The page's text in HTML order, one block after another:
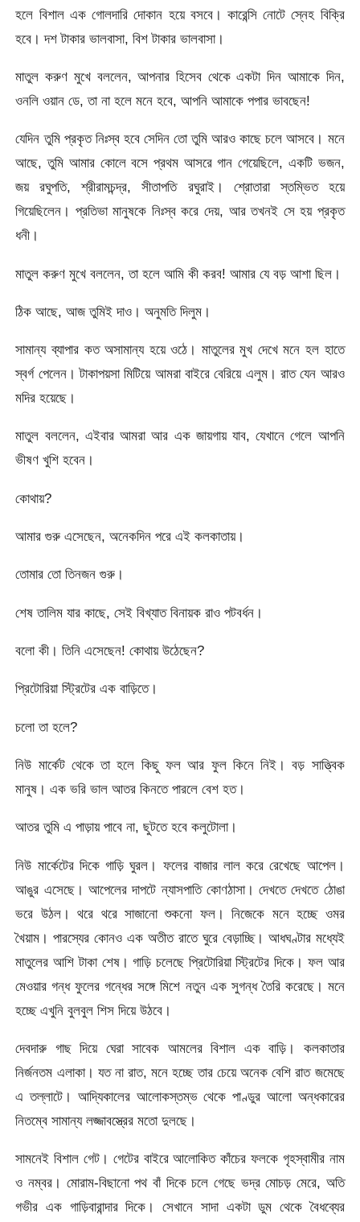
হলে বিশাল এক গোলদারি দোকান হয়ে বসবে। কারেন্সি নোটে স্নেহ বিক্রি
হবে। দশ টাকার ভালবাসা, বিশ টাকার ভালবাসা।
মাতুল করুণ মুখে বললেন, আপনার হিসেব থেকে একটা দিন আমাকে দিন,
ওনলি ওয়ান ডে, তা না হলে মনে হবে, আপনি আমাকে পপার ভাবছেন!
যেদিন তুমি প্রকৃত নিঃস্ব হবে সেদিন তো তুমি আরও কাছে চলে আসবে। মনে
আছে, তুমি আমার কোলে বসে প্রথম আসরে গান গেয়েছিলে, একটি ভজন,
জয় রঘুপতি, শ্রীরামচন্দ্র, সীতাপতি রঘুরাই। শ্রোতারা স্তম্ভিত হয়ে
গিয়েছিলেন। প্রতিভা মানুষকে নিঃস্ব করে দেয়, আর তখনই সে হয় প্রকৃত
ধনী।
মাতুল করুণ মুখে বললেন, তা হলে আমি কী করব! আমার যে বড় আশা ছিল।
ঠিক আছে, আজ তুমিই দাও। অনুমতি দিলুম।
সামান্য ব্যাপার কত অসামান্য হয়ে ওঠে। মাতুলের মুখ দেখে মনে হল হাতে
স্বর্গ পেলেন। টাকাপয়সা মিটিয়ে আমরা বাইরে বেরিয়ে এলুম। রাত যেন আরও
মদির হয়েছে।
মাতুল বললেন, এইবার আমরা আর এক জায়গায় যাব, যেখানে গেলে আপনি
ভীষণ খুশি হবেন।
কোথায়?
আমার গুরু এসেছেন, অনেকদিন পরে এই কলকাতায়।
তোমার তো তিনজন গুরু।
শেষ তালিম যার কাছে, সেই বিখ্যাত বিনায়ক রাও পটবর্ধন।
বলো কী। তিনি এসেছেন! কোথায় উঠেছেন?
প্রিটোরিয়া স্ট্রিটের এক বাড়িতে।
চলো তা হলে?
নিউ মার্কেট থেকে তা হলে কিছু ফল আর ফুল কিনে নিই। বড় সাত্ত্বিক
মানুষ। এক ভরি ভাল আতর কিনতে পারলে বেশ হত।
আতর তুমি এ পাড়ায় পাবে না, ছুটতে হবে কলুটোলা।
নিউ মার্কেটের দিকে গাড়ি ঘুরল। ফলের বাজার লাল করে রেখেছে আপেল।
আঙুর এসেছে। আপেলের দাপটে ন্যাসপাতি কোণঠাসা। দেখতে দেখতে ঠোঙা
ভরে উঠল। থরে থরে সাজানো শুকনো ফল। নিজেকে মনে হচ্ছে ওমর
খৈয়াম। পারস্যের কোনও এক অতীত রাতে ঘুরে বেড়াচ্ছি। আধঘণ্টার মধ্যেই
মাতুলের আশি টাকা শেষ। গাড়ি চলেছে প্রিটোরিয়া স্ট্রিটের দিকে। ফল আর
মেওয়ার গন্ধ ফুলের গন্ধের সঙ্গে মিশে নতুন এক সুগন্ধ তৈরি করেছে। মনে
হচ্ছে এখুনি বুলবুল শিস দিয়ে উঠবে।
দেবদারু গাছ দিয়ে ঘেরা সাবেক আমলের বিশাল এক বাড়ি। কলকাতার
নির্জনতম এলাকা। যত না রাত, মনে হচ্ছে তার চেয়ে অনেক বেশি রাত জমেছে
এ তল্লাটে। আদ্যিকালের আলোকস্তম্ভ থেকে পাণ্ডুর আলো অন্ধকারের
নিতম্বে সামান্য লজ্জাবস্ত্রের মতো দুলছে।
সামনেই বিশাল গেট। গেটের বাইরে আলোকিত কাঁচের ফলকে গৃহস্বামীর নাম
ও নম্বর। মোরাম-বিছানো পথ বাঁ দিকে চলে গেছে ভদ্র মোচড় মেরে, অতি
গভীর এক গাড়িবারান্দার দিকে। সেখানে সাদা একটা ডুম থেকে বৈধব্যের